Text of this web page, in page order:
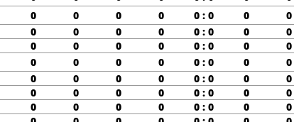
0 0 0 0 0 : 0 0
0
0 0 0 0 0 : 0 0
0
0 0 0 0 0 : 0 0
0
0 0 0 0 0 : 0 0
0
0 0 0 0 0 : 0 0
0
0 0 0 0 0 : 0 0
0
0 0 0 0 0 : 0 0
0